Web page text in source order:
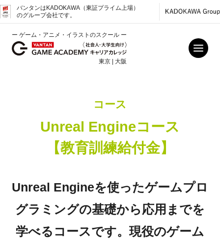
バンタンはKADOKAWA（東証プライム上場）
のグループ会社です。
ー ゲーム・アニメ・イラストのスクール ー
東京 | 大阪
コース
Unreal Engineコース
【教育訓練給付金】
Unreal Engineを使ったゲームプロ
グラミングの基礎から応用までを
学べるコースです。現役のゲーム